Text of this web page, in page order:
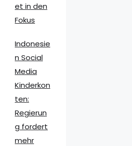
et in den
Fokus
Indonesie
n Social
Media
Kinderkon
ten:
Regierun
g fordert
mehr